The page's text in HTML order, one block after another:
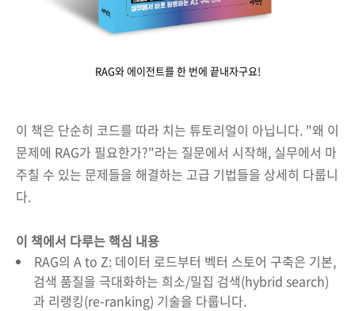
RAG와 에이전트를 한 번에 끝내자구요!
이 책은 단순히 코드를 따라 치는 튜토리얼이 아닙니다. "왜 이
문제에 RAG가 필요한가?"라는 질문에서 시작해, 실무에서 마
주칠 수 있는 문제들을 해결하는 고급 기법들을 상세히 다룹니
다.
이 책에서 다루는 핵심 내용
RAG의 A to Z: 데이터 로드부터 벡터 스토어 구축은 기본,
검색 품질을 극대화하는 희소/밀집 검색(hybrid search)
과 리랭킹(re-ranking) 기술을 다룹니다.